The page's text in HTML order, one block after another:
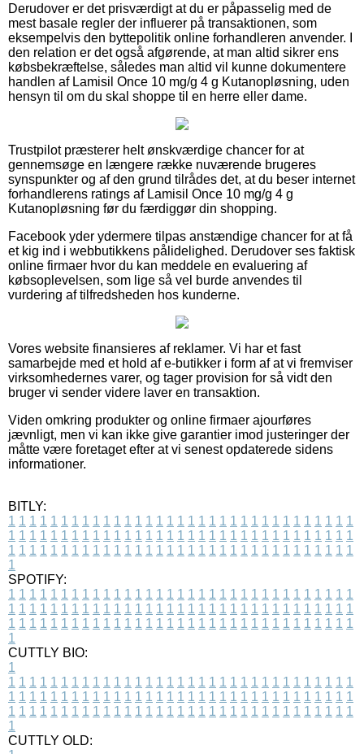
Derudover er det prisværdigt at du er påpasselig med de
mest basale regler der influerer på transaktionen, som
eksempelvis den byttepolitik online forhandleren anvender. I
den relation er det også afgørende, at man altid sikrer ens
købsbekræftelse, således man altid vil kunne dokumentere
handlen af Lamisil Once 10 mg/g 4 g Kutanopløsning, uden
hensyn til om du skal shoppe til en herre eller dame.
Trustpilot præsterer helt ønskværdige chancer for at
gennemsøge en længere række nuværende brugeres
synspunkter og af den grund tilrådes det, at du beser internet
forhandlerens ratings af Lamisil Once 10 mg/g 4 g
Kutanopløsning før du færdiggør din shopping.
Facebook yder ydermere tilpas anstændige chancer for at få
et kig ind i webbutikkens pålidelighed. Derudover ses faktisk
online firmaer hvor du kan meddele en evaluering af
købsoplevelsen, som lige så vel burde anvendes til
vurdering af tilfredsheden hos kunderne.
Vores website finansieres af reklamer. Vi har et fast
samarbejde med et hold af e-butikker i form af at vi fremviser
virksomhedernes varer, og tager provision for så vidt den
bruger vi sender videre laver en transaktion.
Viden omkring produkter og online firmaer ajourføres
jævnligt, men vi kan ikke give garantier imod justeringer der
måtte være foretaget efter at vi senest opdaterede sidens
informationer.
BITLY:
1 1 1 1 1 1 1 1 1 1 1 1 1 1 1 1 1 1 1 1 1 1 1 1 1 1 1 1 1 1 1 1 1
1 1 1 1 1 1 1 1 1 1 1 1 1 1 1 1 1 1 1 1 1 1 1 1 1 1 1 1 1 1 1 1 1
1 1 1 1 1 1 1 1 1 1 1 1 1 1 1 1 1 1 1 1 1 1 1 1 1 1 1 1 1 1 1 1 1
1
SPOTIFY:
1 1 1 1 1 1 1 1 1 1 1 1 1 1 1 1 1 1 1 1 1 1 1 1 1 1 1 1 1 1 1 1 1
1 1 1 1 1 1 1 1 1 1 1 1 1 1 1 1 1 1 1 1 1 1 1 1 1 1 1 1 1 1 1 1 1
1 1 1 1 1 1 1 1 1 1 1 1 1 1 1 1 1 1 1 1 1 1 1 1 1 1 1 1 1 1 1 1 1
1
CUTTLY BIO:
1
1 1 1 1 1 1 1 1 1 1 1 1 1 1 1 1 1 1 1 1 1 1 1 1 1 1 1 1 1 1 1 1 1
1 1 1 1 1 1 1 1 1 1 1 1 1 1 1 1 1 1 1 1 1 1 1 1 1 1 1 1 1 1 1 1 1
1 1 1 1 1 1 1 1 1 1 1 1 1 1 1 1 1 1 1 1 1 1 1 1 1 1 1 1 1 1 1 1 1
1
CUTTLY OLD: